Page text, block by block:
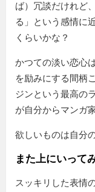
ば）冗談だけれど
る」という感情に
くらいかな？
かつての淡い恋心
を励みにする間柄
ジンという最高の
が自分からマンガ
欲しいものは自分
また上にいって
スッキリした表情